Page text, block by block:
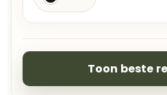
Toon beste